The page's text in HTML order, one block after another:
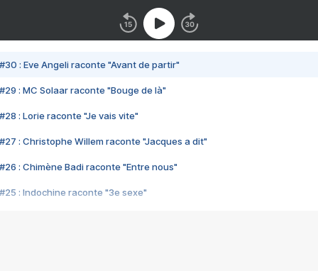
#30 : Eve Angeli raconte "Avant de partir"
#29 : MC Solaar raconte "Bouge de là"
#28 : Lorie raconte "Je vais vite"
#27 : Christophe Willem raconte "Jacques a dit"
#26 : Chimène Badi raconte "Entre nous"
#25 : Indochine raconte "3e sexe"